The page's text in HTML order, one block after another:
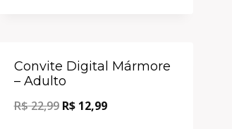
Convite Digital Mármore
– Adulto
R$22,99 R$12,99